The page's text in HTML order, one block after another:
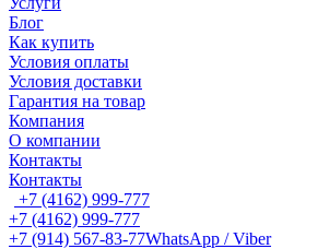
Блог
Как купить
Условия оплаты
Условия доставки
Гарантия на товар
Компания
О компании
Контакты
Контакты
+7 (4162) 999-777
+7 (4162) 999-777
+7 (914) 567-83-77WhatsApp / Viber